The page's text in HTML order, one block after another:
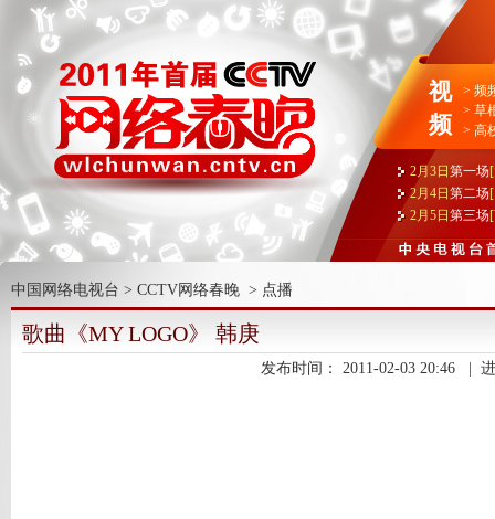
视
频
> 频
> 草
> 高
2月3日 第一场
2月4日 第二场
2月5日 第三场
中国网络电视台 > CCTV网络春晚 > 点播
歌曲《MY LOGO》 韩庚
发布时间： 2011-02-03 20:46